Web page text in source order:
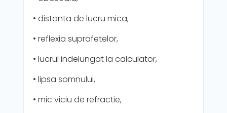
• distanta de lucru mica,
• reflexia suprafetelor,
• lucrul indelungat la calculator,
• lipsa somnului,
• mic viciu de refractie,